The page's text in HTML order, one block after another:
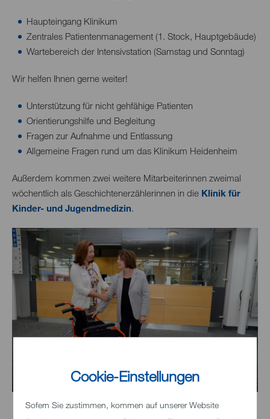
Cookie-Einstellungen
Sofern Sie zustimmen, kommen auf unserer Website
Haupteingang Klinikum
Zentrales Patientenmanagement (1. Stock, Hauptgebäude)
Wartebereich der Intensivstation (Samstag und Sonntag)
Wir helfen Ihnen gerne weiter!
Unterstützung für nicht gehfähige Patienten
Orientierungshilfe und Begleitung
Fragen zur Aufnahme und Entlassung
Allgemeine Fragen rund um das Klinikum Heidenheim
Außerdem kommen zwei weitere Mitarbeiterinnen zweimal
wöchentlich als Geschichtenerzählerinnen in die Klinik für
Kinder- und Jugendmedizin.